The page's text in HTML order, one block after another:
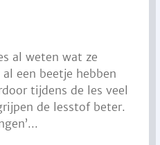
al weten wat ze
een beetje hebben
tijdens de les veel
de lesstof beter.